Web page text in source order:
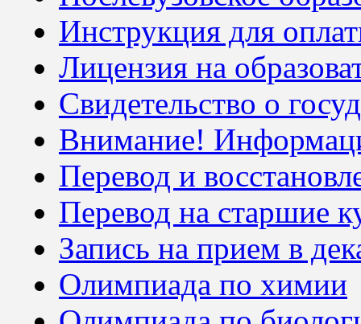
Инструкция для
Лицензия на
Свидетельство о
Внимание!
Перевод и
Перевод на старшие
Запись на прием в
Олимпиада по химии